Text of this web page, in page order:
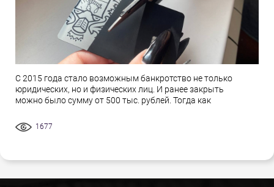
С 2015 года стало возможным банкротство не только
юридических, но и физических лиц. И ранее закрыть
можно было сумму от 500 тыс. рублей. Тогда как
1677